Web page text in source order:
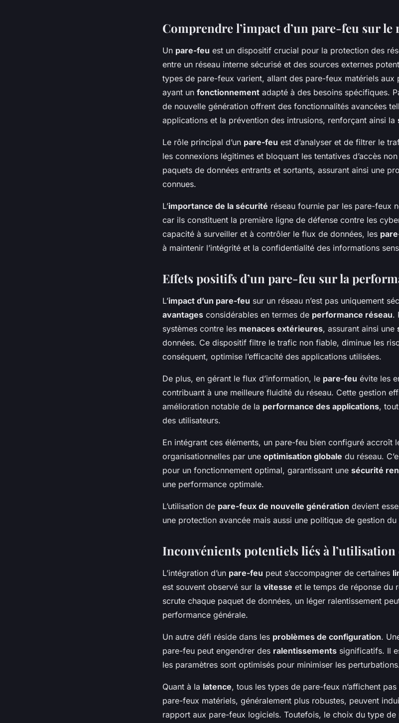
Comprendre l’impact d’un pare-feu sur le
Un pare-feu est un dispositif crucial pour la protection des
entre un réseau interne sécurisé et des sources externes
types de pare-feux varient, allant des pare-feux matériels
ayant un fonctionnement adapté à des besoins spécifiques.
de nouvelle génération offrent des fonctionnalités avancées
applications et la prévention des intrusions, renforçant ainsi la
Le rôle principal d’un pare-feu est d’analyser et de filtrer le
les connexions légitimes et bloquant les tentatives d’accès
paquets de données entrants et sortants, assurant ainsi une
connues.
L’importance de la sécurité réseau fournie par les pare-feux
car ils constituent la première ligne de défense contre les
capacité à surveiller et à contrôler le flux de données, les
à maintenir l’intégrité et la confidentialité des informations
Effets positifs d’un pare-feu sur la
L’impact d’un pare-feu sur un réseau n’est pas uniquement
avantages considérables en termes de performance réseau.
systèmes contre les menaces extérieures, assurant ainsi une
données. Ce dispositif filtre le trafic non fiable, diminue les
conséquent, optimise l’efficacité des applications utilisées.
De plus, en gérant le flux d’information, le pare-feu évite les
contribuant à une meilleure fluidité du réseau. Cette gestion
amélioration notable de la performance des applications,
des utilisateurs.
En intégrant ces éléments, un pare-feu bien configuré accroît
organisationnelles par une optimisation globale du réseau.
pour un fonctionnement optimal, garantissant une sécurité
une performance optimale.
L’utilisation de pare-feux de nouvelle génération devient
une protection avancée mais aussi une politique de gestion
Inconvénients potentiels liés à l’utilisation
L’intégration d’un pare-feu peut s’accompagner de certaines
est souvent observé sur la vitesse et le temps de réponse du
scrute chaque paquet de données, un léger ralentissement
performance générale.
Un autre défi réside dans les problèmes de configuration.
pare-feu peut engendrer des ralentissements significatifs. Il
les paramètres sont optimisés pour minimiser les
Quant à la latence, tous les types de pare-feux n’affichent
pare-feux matériels, généralement plus robustes, peuvent
rapport aux pare-feux logiciels. Toutefois, le choix du type